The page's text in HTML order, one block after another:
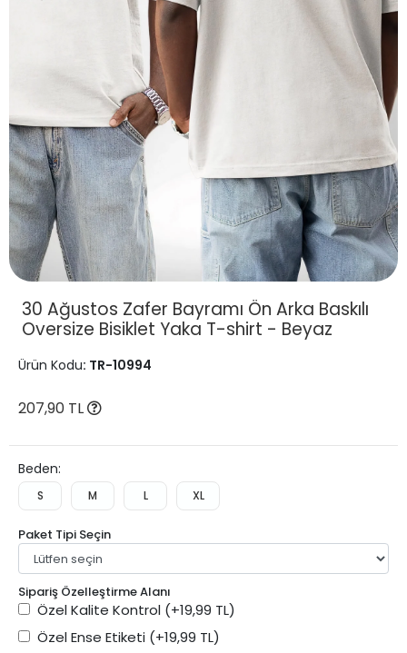
30 Ağustos Zafer Bayramı Ön Arka Baskılı
Oversize Bisiklet Yaka T-shirt - Beyaz
Ürün Kodu: TR-10994
207,90 TL
Beden:
S M L XL
Paket Tipi Seçin
Sipariş Özelleştirme Alanı
Özel Kalite Kontrol (+19,99 TL)
Özel Ense Etiketi (+19,99 TL)